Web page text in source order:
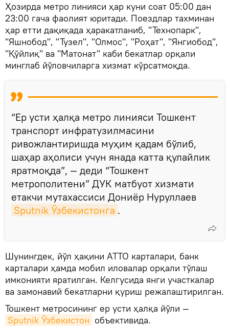
Ҳозирда метро линияси ҳар куни соат 05:00 дан
23:00 гача фаолият юритади. Поездлар тахминан
ҳар етти дақиқада ҳаракатланиб, "Технопарк",
"Яшнобод", "Тузел", "Олмос", "Роҳат", "Янгиобод",
"Қўйлиқ" ва "Матонат" каби бекатлар орқали
минглаб йўловчиларга хизмат кўрсатмоқда.
“Ер усти ҳалқа метро линияси Тошкент
транспорт инфратузилмасини
ривожлантиришда муҳим қадам бўлиб,
шаҳар аҳолиси учун янада катта қулайлик
яратмоқда”, — деди “Тошкент
метрополитени” ДУК матбуот хизмати
етакчи мутахассиси Дониёр Нуруллаев
Sputnik Ўзбекистонга .
Шунингдек, йўл ҳақини ATTO карталари, банк
карталари ҳамда мобил иловалар орқали тўлаш
имконияти яратилган. Келгусида янги участкалар
ва замонавий бекатларни қуриш режалаштирилган.
Тошкент метросининг ер усти ҳалқа йўли —
Sputnik Ўзбекистон объективида.